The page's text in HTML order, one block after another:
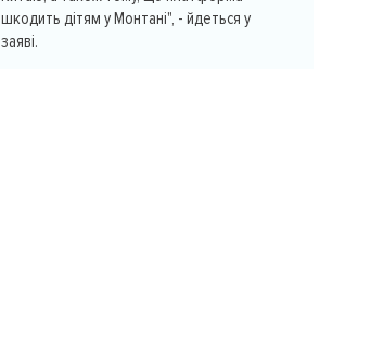
шкодить дітям у Монтані", - йдеться у
заяві.